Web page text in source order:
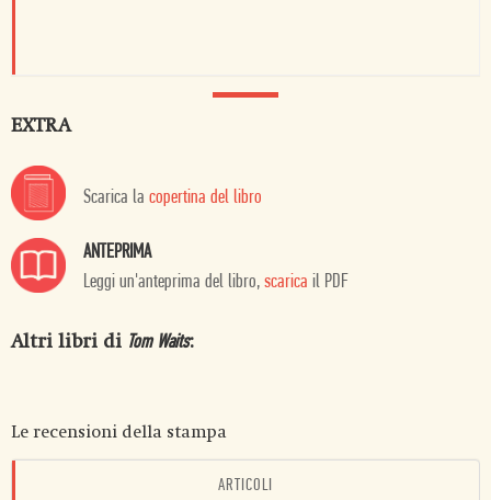
EXTRA
Scarica la copertina del libro
ANTEPRIMA
Leggi un'anteprima del libro, scarica il PDF
Altri libri di Tom Waits:
Le recensioni della stampa
ARTICOLI